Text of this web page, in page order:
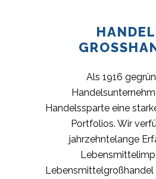
Als 1916
Handelssparte eine
Portfolios. Wir
jahrzehntelange